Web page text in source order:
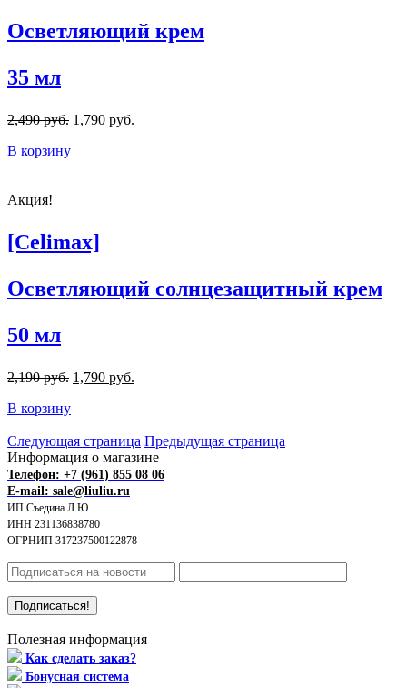
Осветляющий крем
35 мл
2,490 руб. 1,790 руб.
В корзину
Акция!
[Celimax]
Осветляющий солнцезащитный крем
50 мл
2,190 руб. 1,790 руб.
В корзину
Следующая страница Предыдущая страница
Информация о магазине
Телефон: +7 (961) 855 08 06
E-mail: sale@liuliu.ru
ИП Съедина Л.Ю.
ИНН 231136838780
ОГРНИП 317237500122878
Полезная информация
Как сделать заказ?
Бонусная система